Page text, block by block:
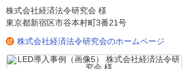
株式会社経済法令研究会 様
東京都新宿区市谷本村町3番21号
株式会社経済法令研究会のホームページ